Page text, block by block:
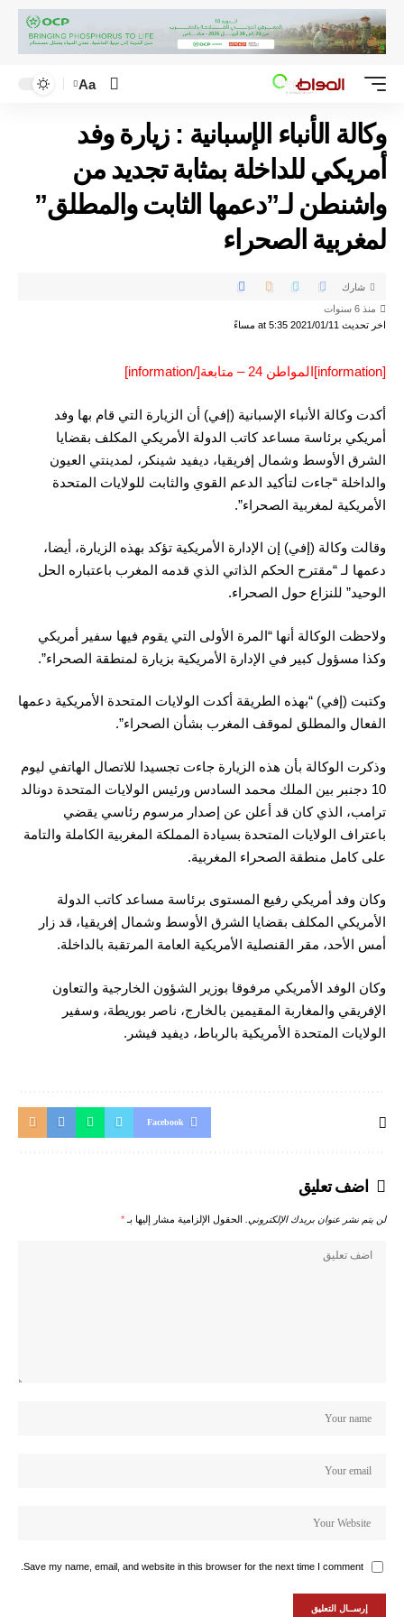
Aa
وكالة الأنباء الإسبانية : زيارة وفد
أمريكي للداخلة بمثابة تجديد من
واشنطن لـ”دعمها الثابت والمطلق”
لمغربية الصحراء
اخر تحديث 2021/01/11 at 5:35 مساءً
منذ 6 سنوات
شارك
[information]المواطن 24 – متابعة[/information]
أكدت وكالة الأنباء الإسبانية (إفي) أن الزيارة التي قام بها وفد
أمريكي برئاسة مساعد كاتب الدولة الأمريكي المكلف بقضايا
الشرق الأوسط وشمال إفريقيا، ديفيد شينكر، لمدينتي العيون
والداخلة “جاءت لتأكيد الدعم القوي والثابت للولايات المتحدة
الأمريكية لمغربية الصحراء”.
وقالت وكالة (إفي) إن الإدارة الأمريكية تؤكد بهذه الزيارة، أيضا،
دعمها لـ “مقترح الحكم الذاتي الذي قدمه المغرب باعتباره الحل
الوحيد” للنزاع حول الصحراء.
ولاحظت الوكالة أنها “المرة الأولى التي يقوم فيها سفير أمريكي
وكذا مسؤول كبير في الإدارة الأمريكية بزيارة لمنطقة الصحراء”.
وكتبت (إفي) “بهذه الطريقة أكدت الولايات المتحدة الأمريكية دعمها
الفعال والمطلق لموقف المغرب بشأن الصحراء”.
وذكرت الوكالة بأن هذه الزيارة جاءت تجسيدا للاتصال الهاتفي ليوم
10 دجنبر بين الملك محمد السادس ورئيس الولايات المتحدة دونالد
ترامب، الذي كان قد أعلن عن إصدار مرسوم رئاسي يقضي
باعتراف الولايات المتحدة بسيادة المملكة المغربية الكاملة والتامة
على كامل منطقة الصحراء المغربية.
وكان وفد أمريكي رفيع المستوى برئاسة مساعد كاتب الدولة
الأمريكي المكلف بقضايا الشرق الأوسط وشمال إفريقيا، قد زار
أمس الأحد، مقر القنصلية الأمريكية العامة المرتقبة بالداخلة.
وكان الوفد الأمريكي مرفوقا بوزير الشؤون الخارجية والتعاون
الإفريقي والمغاربة المقيمين بالخارج، ناصر بوريطة، وسفير
الولايات المتحدة الأمريكية بالرباط، ديفيد فيشر.
Facebook
اضف تعليق
لن يتم نشر عنوان بريدك الإلكتروني. الحقول الإلزامية مشار إليها بـ*
Save my name, email, and website in this browser for the next time I comment.